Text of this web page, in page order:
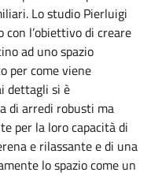
Lo studio Pierluigi
l’obiettivo di creare
ad uno spazio
per come viene
dettagli si è
di arredi robusti ma
per la loro capacità di
e rilassante e di una
lo spazio come un